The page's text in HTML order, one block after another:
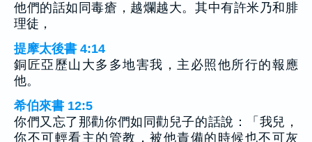
他們的話如同毒瘡，越爛越大。其中有許米乃和腓
理徒，
提摩太後書 4:14
銅匠亞歷山大多多地害我，主必照他所行的報應
他。
希伯來書 12:5
你們又忘了那勸你們如同勸兒子的話說：「我兒，
你不可輕看主的管教，被他責備的時候也不可灰